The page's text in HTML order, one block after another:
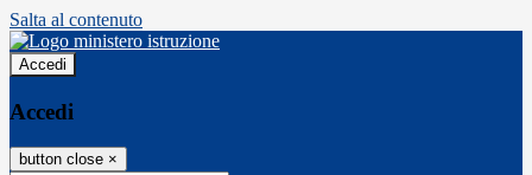
Salta al contenuto
Accedi
Accedi
button close ×